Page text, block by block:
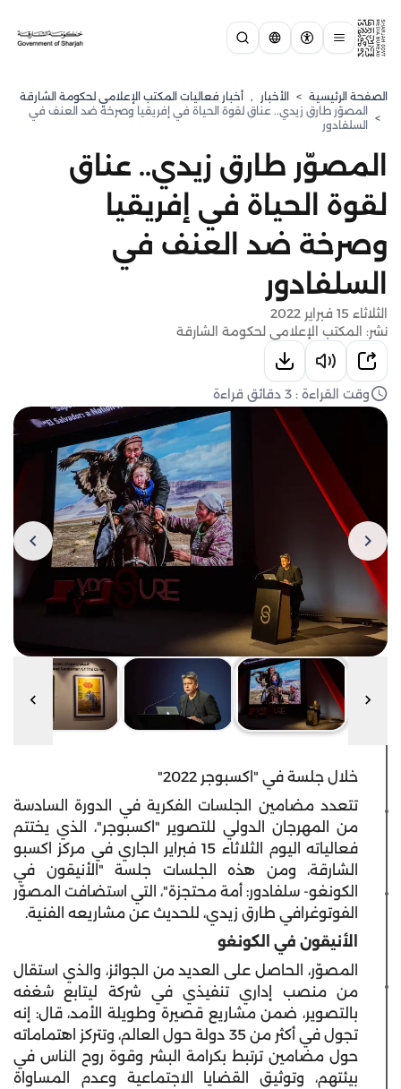
الصفحة الرئيسية > الأخبار , أخبار فعاليات المكتب الإعلامي لحكومة الشارقة
>
المصوّر طارق زيدي.. عناق لقوة الحياة في إفريقيا وصرخة ضد العنف في
السلفادور
المصوّر طارق زيدي.. عناق
لقوة الحياة في إفريقيا
وصرخة ضد العنف في
السلفادور
الثلاثاء 15 فبراير 2022
نشر: المكتب الإعلامي لحكومة الشارقة
وقت القراءة : 3 دقائق قراءة
خلال جلسة في "اكسبوجر 2022"
تتعدد مضامين الجلسات الفكرية في الدورة السادسة
من المهرجان الدولي للتصوير "اكسبوجر"، الذي يختتم
فعالياته اليوم الثلاثاء 15 فبراير الجاري في مركز اكسبو
الشارقة، ومن هذه الجلسات جلسة "الأنيقون في
الكونغو- سلفادور: أمة محتجزة"، التي استضافت المصوّر
الفوتوغرافي طارق زيدي، للحديث عن مشاريعه الفنية.
الأنيقون في الكونغو
المصوّر، الحاصل على العديد من الجوائز، والذي استقال
من منصب إداري تنفيذي في شركة ليتابع شغفه
بالتصوير، ضمن مشاريع قصيرة وطويلة الأمد، قال: إنه
تجول في أكثر من 35 دولة حول العالم، وتتركز اهتماماته
حول مضامين ترتبط بكرامة البشر وقوة روح الناس في
بيئتهم، وتوثيق القضايا الاجتماعية وعدم المساواة